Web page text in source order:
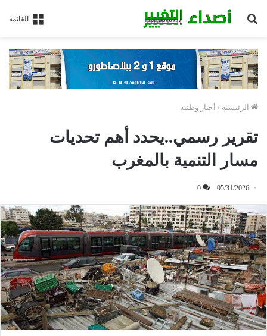
القائمة
الرئيسية / أخبار وطنية
تقرير رسمي..يحدد أهم تحديات
مسار التنمية بالمغرب
05/31/2026
0